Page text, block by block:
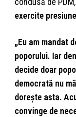
exercite
„Eu am mandat
poporului. Iar
decide doar
democrată nu
dorește asta.
convinge de